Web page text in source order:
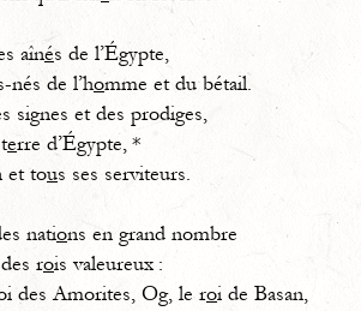
aînés de l’Égypte,
nés de l’homme et du bétail.
signes et des prodiges,
erre d’Égypte, *
et tous ses serviteurs.
nations en grand nombre
rois valeureux :
des Amorites, Og, le roi de Basan,